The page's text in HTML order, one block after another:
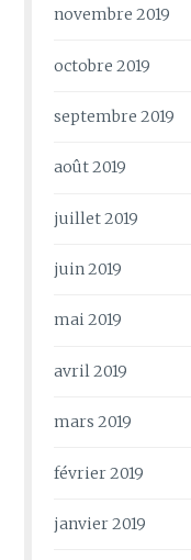
novembre 2019
octobre 2019
septembre 2019
août 2019
juillet 2019
juin 2019
mai 2019
avril 2019
mars 2019
février 2019
janvier 2019